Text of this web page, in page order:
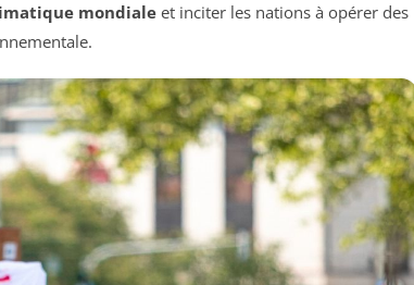
mondiale et inciter les nations à opérer des